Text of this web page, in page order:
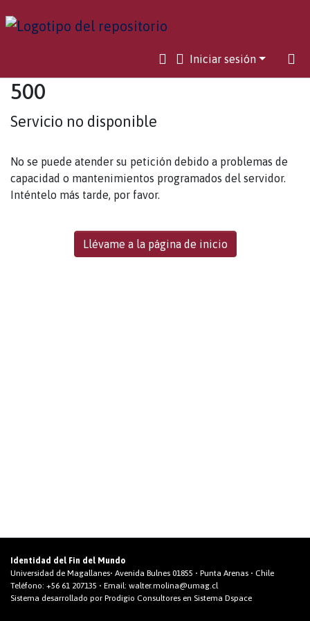
Iniciar sesión
500
Servicio no disponible
No se puede atender su petición debido a problemas de
capacidad o mantenimientos programados del servidor.
Inténtelo más tarde, por favor.
Llévame a la página de inicio
Identidad del Fin del Mundo
Universidad de Magallanes• Avenida Bulnes 01855 • Punta Arenas • Chile
Teléfono: +56 61 207135 • Email: walter.molina@umag.cl
Sistema desarrollado por Prodigio Consultores en Sistema Dspace